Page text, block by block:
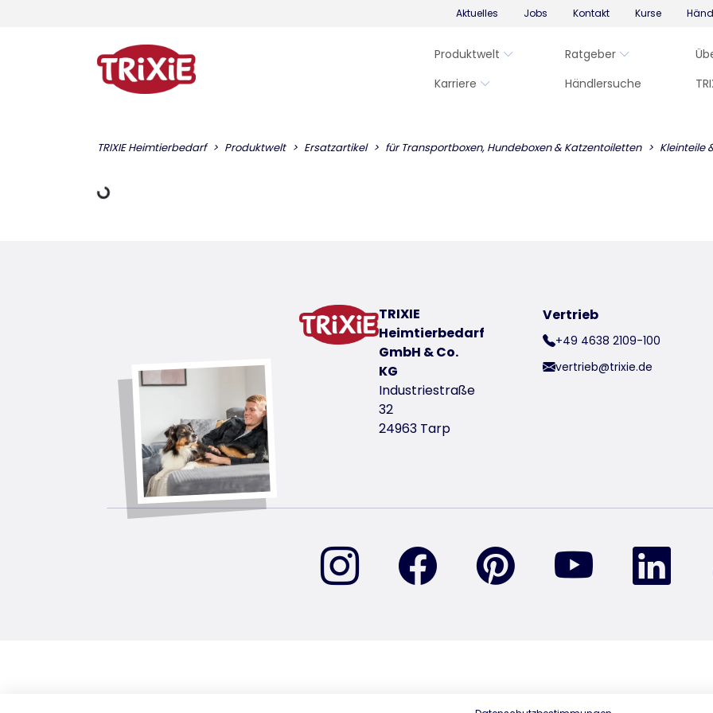
Aktuelles Jobs Kontakt Kurse
Produktwelt Ratgeber
Karriere
Händlersuche
TRIXIE Heimtierbedarf Produktwelt Ersatzartikel für Transportboxen, Hundeboxen & Katzentoiletten Kleinteile
Lädt Daten
TRIXIE
Heimtierbedarf
GmbH & Co.
KG
Industriestraße
32
24963 Tarp
Vertrieb
+49 4638 2109-100
vertrieb@trixie.de
finden Sie uns auf Instagram
finden Sie uns auf Facebook
finden Sie uns auf Pinterest
finden Sie uns